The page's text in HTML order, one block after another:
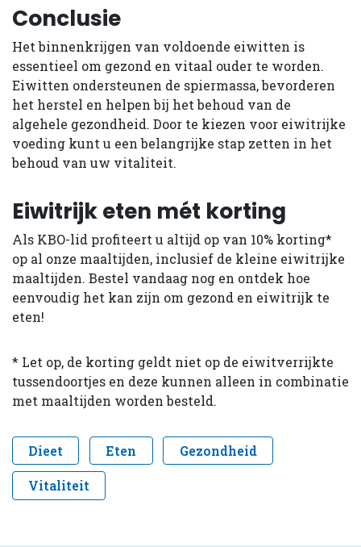
Conclusie
Het binnenkrijgen van voldoende eiwitten is
essentieel om gezond en vitaal ouder te worden.
Eiwitten ondersteunen de spiermassa, bevorderen
het herstel en helpen bij het behoud van de
algehele gezondheid. Door te kiezen voor eiwitrijke
voeding kunt u een belangrijke stap zetten in het
behoud van uw vitaliteit.
Eiwitrijk eten mét korting
Als KBO-lid profiteert u altijd op van 10% korting*
op al onze maaltijden, inclusief de kleine eiwitrijke
maaltijden. Bestel vandaag nog en ontdek hoe
eenvoudig het kan zijn om gezond en eiwitrijk te
eten!
* Let op, de korting geldt niet op de eiwitverrijkte
tussendoortjes en deze kunnen alleen in combinatie
met maaltijden worden besteld.
Dieet Eten Gezondheid
Vitaliteit